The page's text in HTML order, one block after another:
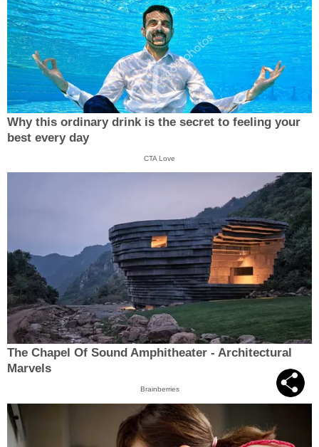
Why this ordinary drink is the secret to feeling your
best every day
CTA Love
The Chapel Of Sound Amphitheater - Architectural
Marvels
Brainberries